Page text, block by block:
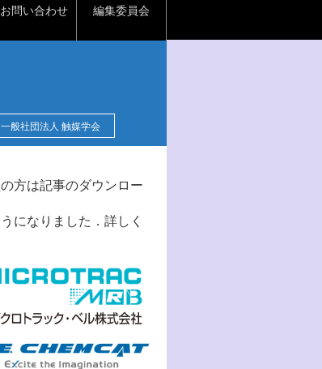
お問い合わせ 編集委員会
一般社団法人 触媒学会
方は記事のダウンロー
になりました．詳しく